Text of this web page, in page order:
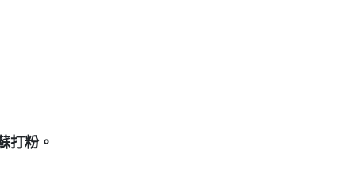
打粉。